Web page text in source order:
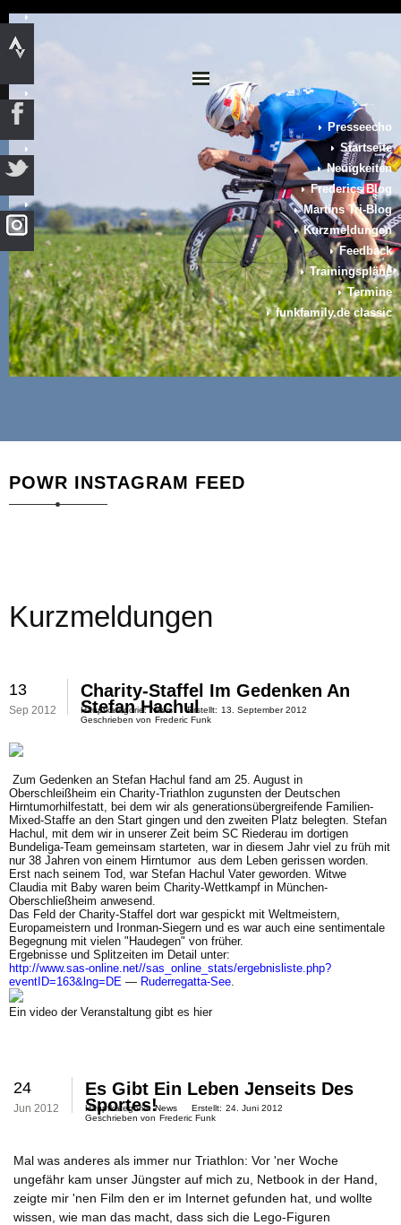
Presseecho
Startseite
Neuigkeiten
Frederics Blog
Martins Tri-Blog
Kurzmeldungen
Feedback
Trainingspläne
Termine
funkfamily.de classic
POWR INSTAGRAM FEED
Kurzmeldungen
13
Sep 2012
Charity-Staffel Im Gedenken An
Stefan Hachul
Hauptkategorie: News Erstellt: 13. September 2012
Geschrieben von Frederic Funk
Zum Gedenken an Stefan Hachul fand am 25. August in
Oberschleißheim ein Charity-Triathlon zugunsten der Deutschen
Hirntumorhilfestatt, bei dem wir als generationsübergreifende Familien-
Mixed-Staffe an den Start gingen und den zweiten Platz belegten. Stefan
Hachul, mit dem wir in unserer Zeit beim SC Riederau im dortigen
Bundeliga-Team gemeinsam starteten, war in diesem Jahr viel zu früh mit
nur 38 Jahren von einem Hirntumor aus dem Leben gerissen worden.
Erst nach seinem Tod, war Stefan Hachul Vater geworden. Witwe
Claudia mit Baby waren beim Charity-Wettkampf in München-
Oberschließheim anwesend.
Das Feld der Charity-Staffel dort war gespickt mit Weltmeistern,
Europameistern und Ironman-Siegern und es war auch eine sentimentale
Begegnung mit vielen "Haudegen" von früher.
Ergebnisse und Splitzeiten im Detail unter:
http://www.sas-online.net//sas_online_stats/ergebnisliste.php?
eventID=163&lng=DE — Ruderregatta-See
Ein video der Veranstaltung gibt es hier
24
Jun 2012
Es Gibt Ein Leben Jenseits Des
Sportes!
Hauptkategorie: News Erstellt: 24. Juni 2012
Geschrieben von Frederic Funk
Mal was anderes als immer nur Triathlon: Vor 'ner Woche
ungefähr kam unser Jüngster auf mich zu, Netbook in der Hand,
zeigte mir 'nen Film den er im Internet gefunden hat, und wollte
wissen, wie man das macht, dass sich die Lego-Figuren